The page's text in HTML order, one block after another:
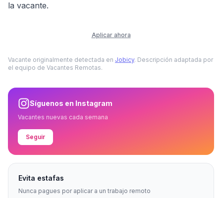
la vacante.
Aplicar ahora
Vacante originalmente detectada en Jobicy. Descripción adaptada por
el equipo de Vacantes Remotas.
Síguenos en Instagram
Vacantes nuevas cada semana
Seguir
Evita estafas
Nunca pagues por aplicar a un trabajo remoto